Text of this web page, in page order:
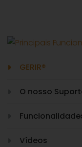
GERIR®
O nosso
Vídeos